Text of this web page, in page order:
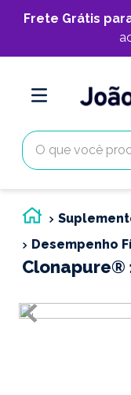
Frete Grátis
O que você
Desempenho
Clonapure®